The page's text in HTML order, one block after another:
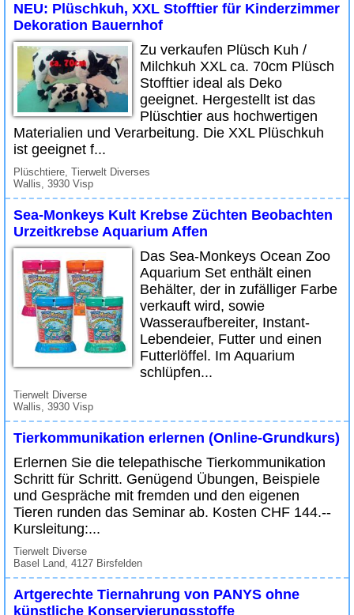
NEU: Plüschkuh, XXL Stofftier für Kinderzimmer
Dekoration Bauernhof
Zu verkaufen Plüsch Kuh /
Milchkuh XXL ca. 70cm Plüsch
Stofftier ideal als Deko
geeignet. Hergestellt ist das
Plüschtier aus hochwertigen
Materialien und Verarbeitung. Die XXL Plüschkuh
ist geeignet f...
Plüschtiere, Tierwelt Diverses
Wallis, 3930 Visp
Sea-Monkeys Kult Krebse Züchten Beobachten
Urzeitkrebse Aquarium Affen
Das Sea-Monkeys Ocean Zoo
Aquarium Set enthält einen
Behälter, der in zufälliger Farbe
verkauft wird, sowie
Wasseraufbereiter, Instant-
Lebendeier, Futter und einen
Futterlöffel. Im Aquarium
schlüpfen...
Tierwelt Diverse
Wallis, 3930 Visp
Tierkommunikation erlernen (Online-Grundkurs)
Erlernen Sie die telepathische Tierkommunikation
Schritt für Schritt. Genügend Übungen, Beispiele
und Gespräche mit fremden und den eigenen
Tieren runden das Seminar ab. Kosten CHF 144.--
Kursleitung:...
Tierwelt Diverse
Basel Land, 4127 Birsfelden
Artgerechte Tiernahrung von PANYS ohne
künstliche Konservierungsstoffe